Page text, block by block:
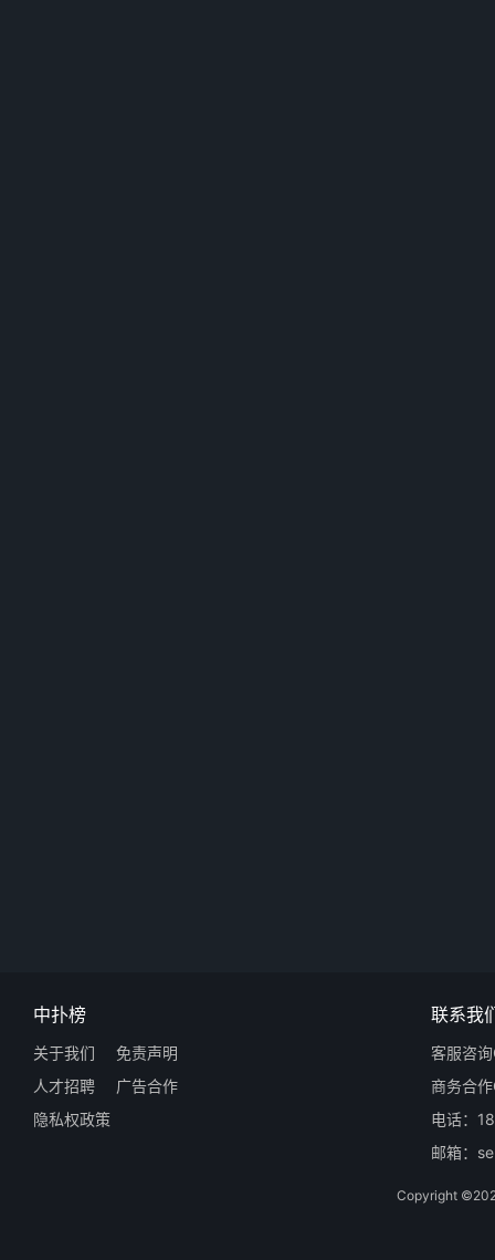
中扑榜
关于我们
免责声明
人才招聘
广告合作
隐私权政策
联系我
客服咨
商务合
电话：
邮箱：
Copyright